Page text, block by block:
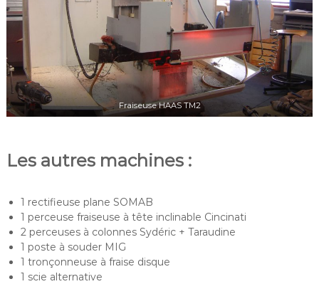
Fraiseuse HAAS TM2
Les autres machines :
1 rectifieuse plane SOMAB
1 perceuse fraiseuse à tête inclinable Cincinati
2 perceuses à colonnes Sydéric + Taraudine
1 poste à souder MIG
1 tronçonneuse à fraise disque
1 scie alternative